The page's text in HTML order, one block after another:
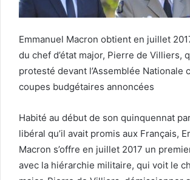
Emmanuel Macron obtient en juillet
du chef d’état major, Pierre de Villiers,
protesté devant l’Assemblée Nationale
coupes budgétaires annoncées
Habité au début de son quinquennat
libéral qu’il avait promis aux Français,
Macron s’offre en juillet 2017 un
avec la hiérarchie militaire, qui voit le